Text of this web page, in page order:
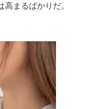
まるばかりだ。